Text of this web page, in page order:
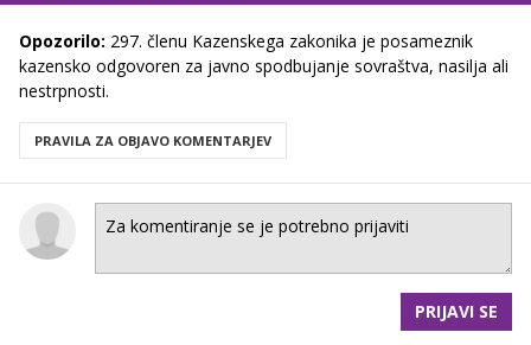
Opozorilo: 297. členu Kazenskega zakonika je posameznik
kazensko odgovoren za javno spodbujanje sovraštva, nasilja ali
nestrpnosti.
PRAVILA ZA OBJAVO KOMENTARJEV
PRIJAVI SE